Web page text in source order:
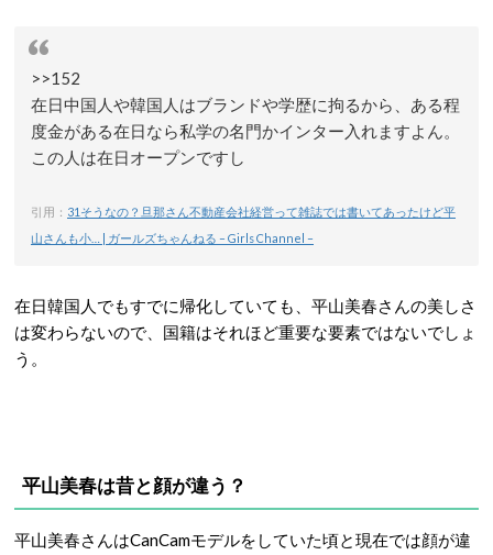
>>152
在日中国人や韓国人はブランドや学歴に拘るから、ある程
度金がある在日なら私学の名門かインター入れますよん。
この人は在日オープンですし
引用： 31そうなの？旦那さん不動産会社経営って雑誌では書いてあったけど平
山さんも小… | ガールズちゃんねる – Girls Channel –
在日韓国人でもすでに帰化していても、平山美春さんの美しさ
は変わらないので、国籍はそれほど重要な要素ではないでしょ
う。
平山美春は昔と顔が違う？
平山美春さんはCanCamモデルをしていた頃と現在では顔が違